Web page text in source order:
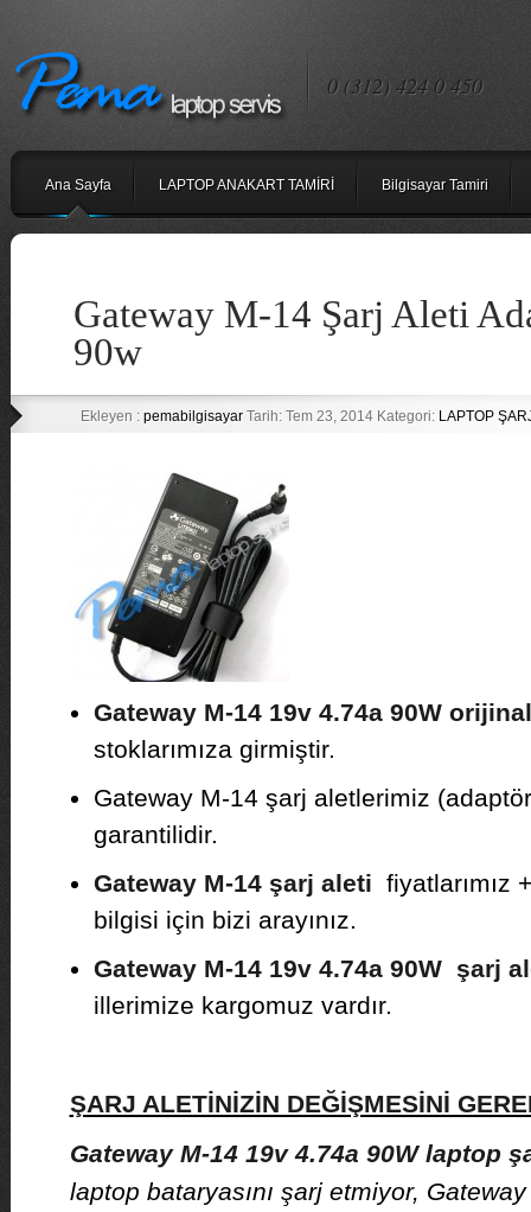
0 (312) 424 0 450
Ana Sayfa LAPTOP ANAKART TAMİRİ Bilgisayar Tamiri
Gateway M-14 Şarj Aleti
90w
Ekleyen : pemabilgisayarTarih: Tem 23, 2014 Kategori: LAPTOP
Gateway M-14 19v 4.74a 90W orijinal
stoklarımıza girmiştir.
Gateway M-14 şarj aletlerimiz
garantilidir.
Gateway M-14 şarj aleti fiyatlarımız
bilgisi için bizi arayınız.
Gateway M-14 19v 4.74a 90W şarj
illerimize kargomuz vardır.
ŞARJ ALETİNİZİN DEĞİŞMESİNİ
Gateway M-14 19v 4.74a 90W laptop
laptop bataryasını şarj etmiyor,